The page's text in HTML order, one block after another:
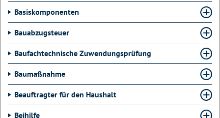
Basiskomponenten
Bauabzugsteuer
Baufachtechnische Zuwendungsprüfung
Baumaßnahme
Beauftragter für den Haushalt
Beihilfe